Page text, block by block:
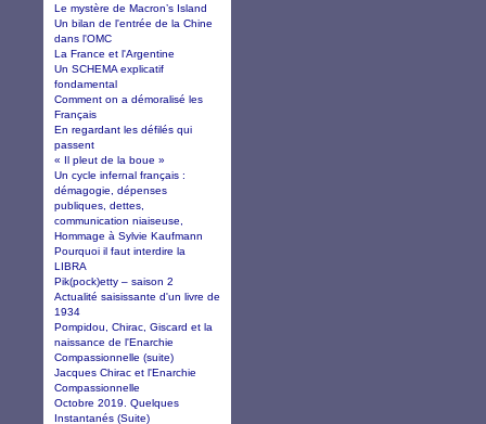
Le mystère de Macron’s Island
Un bilan de l'entrée de la Chine
dans l'OMC
La France et l'Argentine
Un SCHEMA explicatif
fondamental
Comment on a démoralisé les
Français
En regardant les défilés qui
passent
« Il pleut de la boue »
Un cycle infernal français :
démagogie, dépenses
publiques, dettes,
communication niaiseuse,
Hommage à Sylvie Kaufmann
Pourquoi il faut interdire la
LIBRA
Pik(pock)etty – saison 2
Actualité saisissante d'un livre de
1934
Pompidou, Chirac, Giscard et la
naissance de l'Enarchie
Compassionnelle (suite)
Jacques Chirac et l'Enarchie
Compassionnelle
Octobre 2019. Quelques
Instantanés (Suite)